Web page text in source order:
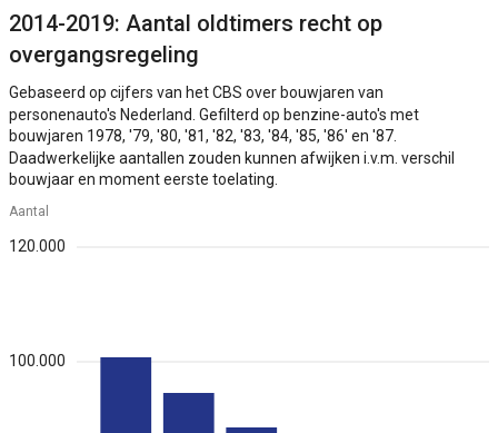
2014-2019: Aantal oldtimers recht op
overgangsregeling
Gebaseerd op cijfers van het CBS over bouwjaren van
personenauto's Nederland. Gefilterd op benzine-auto's met
bouwjaren 1978, '79, '80, '81, '82, '83, '84, '85, '86' en '87.
Daadwerkelijke aantallen zouden kunnen afwijken i.v.m. verschil
bouwjaar en moment eerste toelating.
Aantal
100.000
120.000